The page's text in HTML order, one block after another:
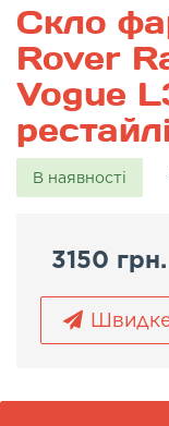
Скло
Rover
Vogue
В наявності
3150 грн.